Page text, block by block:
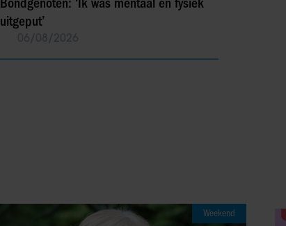
Bondgenoten: ‘Ik was mentaal en fysiek
uitgeput’
Weekend